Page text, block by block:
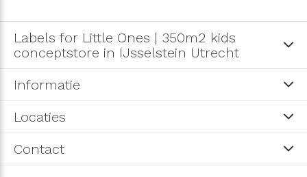
Labels for Little Ones | 350m2 kids
conceptstore in IJsselstein Utrecht
Informatie
Locaties
Contact